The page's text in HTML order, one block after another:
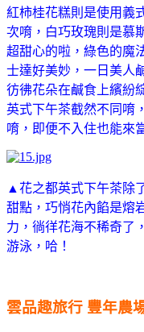
紅柿桂花糕則是使用義
次唷，白巧玫瑰則是慕
超甜心的啦，綠色的魔
士達好美妙，一日美人
彷彿花朵在鹹食上繽紛
英式下午茶截然不同唷
唷，即便不入住也能來
▲花之都英式下午茶除
甜點，巧悄花內餡是熔
力，徜徉花海不稀奇了
游泳，哈！
雲品趣旅行 豐年農